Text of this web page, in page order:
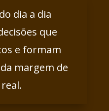
dia a dia
que
e formam
margem de